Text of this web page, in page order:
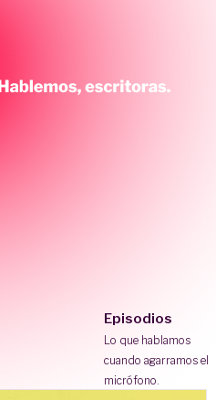
Episodios
Lo que hablamos
cuando agarramos el
micrófono.